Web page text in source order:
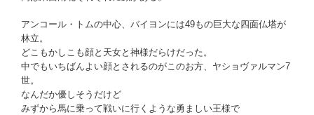
アンコール・トムの中心、バイヨンには49もの巨大な四面仏塔が
林立。
どこもかしこも顔と天女と神様だらけだった。
中でもいちばんよい顔とされるのがこのお方、ヤショヴァルマン7
世。
なんだか優しそうだけど
みずから馬に乗って戦いに行くような勇ましい王様で